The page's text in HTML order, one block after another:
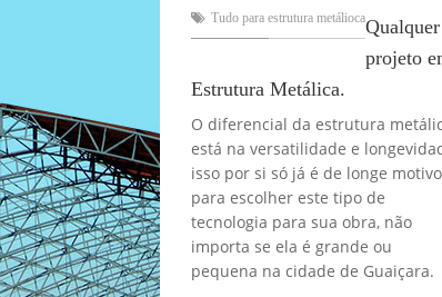
TELEFONE *
CIDADE *
MENSAGEM *